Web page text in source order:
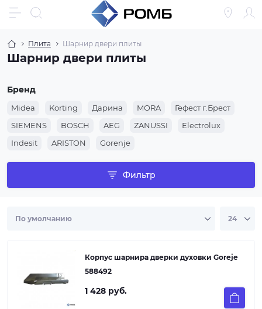
Плита Шарнир двери плиты
Шарнир двери плиты
Бренд
Midea Korting Дарина MORA
Гефест г.Брест
SIEMENS
BOSCH AEG ZANUSSI
Electrolux
Indesit
ARISTON Gorenje
Фильтр
Корпус шарнира дверки духовки Goreje
588492
1 428 руб.